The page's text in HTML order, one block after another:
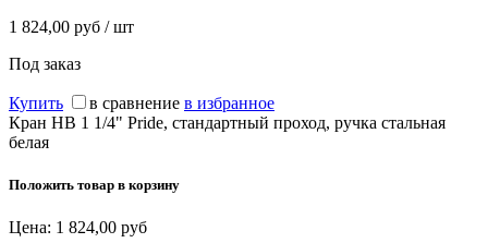
1 824,00 руб / шт
Под заказ
Купить в сравнение в избранное
Кран НВ 1 1/4" Pride, стандартный проход, ручка стальная
белая
Положить товар в корзину
Цена: 1 824,00 руб